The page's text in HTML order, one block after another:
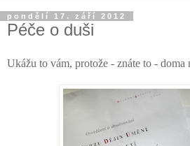
pondělí 17. září 2012
Péče o duši
Ukážu to vám, protože - znáte to -